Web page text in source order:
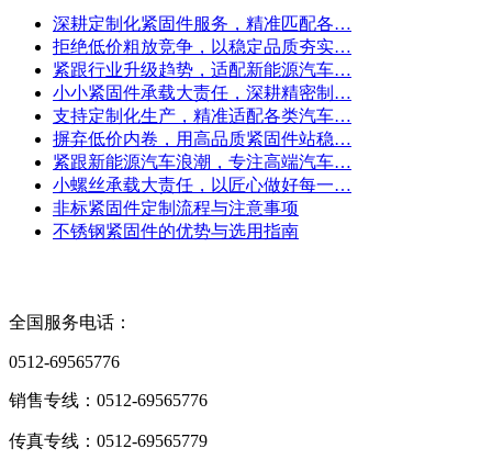
深耕定制化紧固件服务，精准匹配各…
拒绝低价粗放竞争，以稳定品质夯实…
紧跟行业升级趋势，适配新能源汽车…
小小紧固件承载大责任，深耕精密制…
支持定制化生产，精准适配各类汽车…
摒弃低价内卷，用高品质紧固件站稳…
紧跟新能源汽车浪潮，专注高端汽车…
小螺丝承载大责任，以匠心做好每一…
非标紧固件定制流程与注意事项
不锈钢紧固件的优势与选用指南
全国服务电话：
0512-69565776
销售专线：0512-69565776
传真专线：0512-69565779